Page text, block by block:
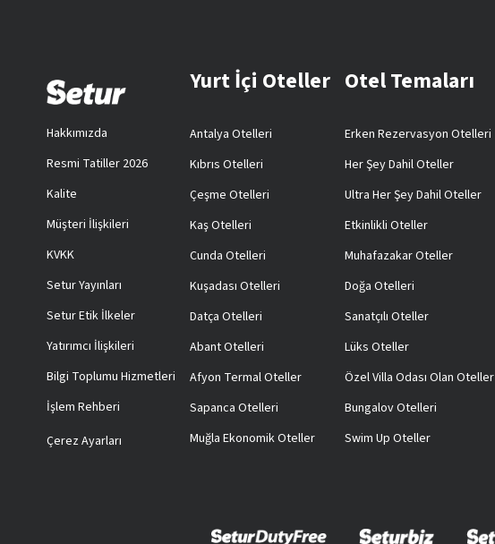
Hakkımızda
Resmi Tatiller 2026
Kalite
Müşteri İlişkileri
KVKK
Setur Yayınları
Setur Etik İlkeler
Yatırımcı İlişkileri
Bilgi Toplumu Hizmetleri
İşlem Rehberi
Çerez Ayarları
Yurt İçi Oteller
Antalya Otelleri
Kıbrıs Otelleri
Çeşme Otelleri
Kaş Otelleri
Cunda Otelleri
Kuşadası Otelleri
Datça Otelleri
Abant Otelleri
Afyon Termal Oteller
Sapanca Otelleri
Muğla Ekonomik Oteller
Otel Temaları
Erken Rezervasyon Otelleri
Her Şey Dahil Oteller
Ultra Her Şey Dahil Oteller
Etkinlikli Oteller
Muhafazakar Oteller
Doğa Otelleri
Sanatçılı Oteller
Lüks Oteller
Özel Villa Odası Olan Oteller
Bungalov Otelleri
Swim Up Oteller